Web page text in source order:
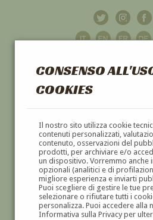
CONSENSO
COOKIES
Il nostro sito utilizza cookie
contenuti personalizzati,
contenuto, osservazioni del
prodotti, per archiviare e/o
un dispositivo. Vorremmo anche
opzionali (analitici e di
migliore esperienza e inviarti
Puoi scegliere di gestire le tue
selezionare o rifiutare tutti i
personalizza. Puoi accedere alla
Informativa sulla Privacy per
GALLERIAD'ARTE
DIPINTI E